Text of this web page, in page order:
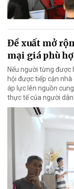
Đề xuất mở
mại giá phù
Nếu người từng được
hội được tiếp cận
áp lực lên nguồn
thực tế của người dân.